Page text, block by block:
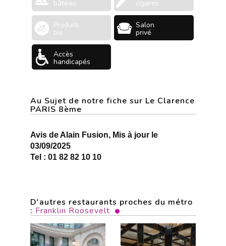
bâteau cigares
Produits
bio
Salon
privé
Accès
handicapés
Au Sujet de notre fiche sur Le Clarence
PARIS 8ème
Avis de Alain Fusion, Mis à jour le
03/09/2025
Tel : 01 82 82 10 10
D'autres restaurants proches du métro
: Franklin Roosevelt